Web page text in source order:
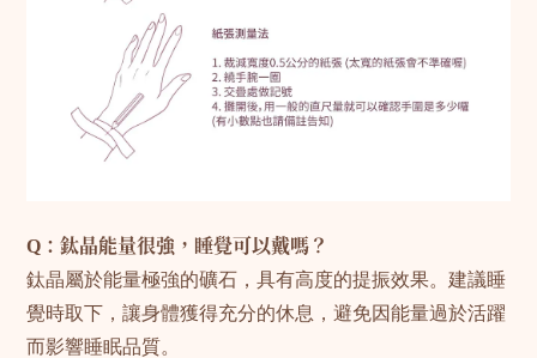
Q：鈦晶能量很強，睡覺可以戴嗎？
鈦晶屬於能量極強的礦石，具有高度的提振效果。建議睡
覺時取下，讓身體獲得充分的休息，避免因能量過於活躍
而影響睡眠品質。